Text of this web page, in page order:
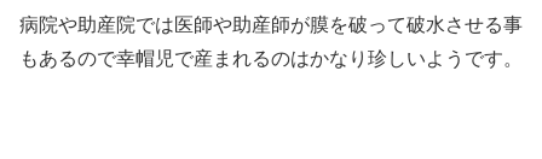
病院や助産院では医師や助産師が膜を破って破水させる事
もあるので幸帽児で産まれるのはかなり珍しいようです。